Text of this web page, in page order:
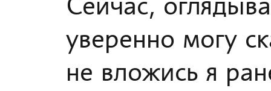
Сейчас,
уверенно могу
не вложись я